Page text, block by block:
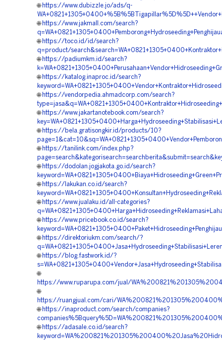
🌐 https://www.dubizzle.jo/ads/q-
🌐 https://www.jakmall.com/search?
🌐 https://toco.id/id/search?
q=product/
🌐 https://padiumkm.id/search?
🌐 https://katalog.inaproc.id/search?
🌐 https://vendorpedia.ahmadcorp.com/search?
🌐 https://www.jakartanotebook.com/search?
🌐 https://bela.gratisongkir.id/products/10?
🌐 https://tanilink.com/index.php?
🌐 https://dodolan.jogjakota.go.id/search?
🌐 https://lakukan.co.id/search?
🌐 https://www.jualaku.id/all-categories?
🌐 https://www.pricebook.co.id/search?
🌐 https://direktoriukm.com/search/?
🌐 https://blog.fastwork.id/?
🌐
https://www.ruparupa.com/jual/
🌐
https://ruangjual.com/cari/
🌐 https://inaproduct.com/search/companies?
🌐 https://adasale.co.id/search?